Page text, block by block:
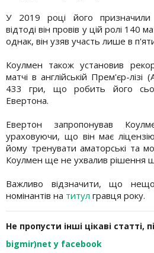
У 2019 році його призначили
відтоді він провів у цій ролі 140
однак, він узяв участь лише в
Коулмен також установив
матчі в англійській Прем'єр-лізі
433 гри, що робить його
Евертона.
Евертон запропонував
ураховуючи, що він має
йому тренувати аматорські та
Коулмен ще не ухвалив рішення
Важливо відзначити, що
номінантів на титул гравця року.
Не пропусти інші цікаві статті,
bigmir)net у facebook